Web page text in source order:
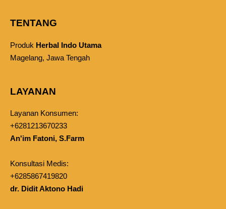
TENTANG
Produk Herbal Indo Utama
Magelang, Jawa Tengah
LAYANAN
Layanan Konsumen:
+6281213670233
An'im Fatoni, S.Farm
Konsultasi Medis:
+6285867419820
dr. Didit Aktono Hadi